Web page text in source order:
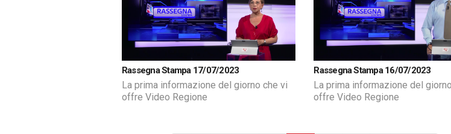
Rassegna Stampa 17/07/2023
La prima informazione del giorno che vi
offre Video Regione
Rassegna Stampa 16/07/2023
La prima informazione del
offre Video Regione